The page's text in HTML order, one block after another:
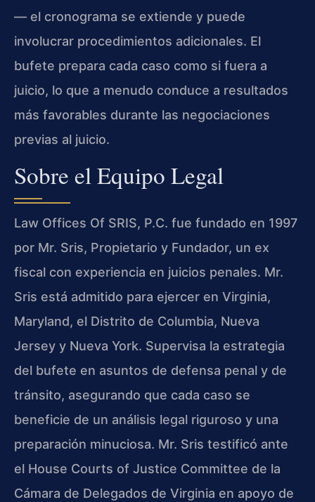
— el cronograma se extiende y puede
involucrar procedimientos adicionales. El
bufete prepara cada caso como si fuera a
juicio, lo que a menudo conduce a resultados
más favorables durante las negociaciones
previas al juicio.
Sobre el Equipo Legal
Law Offices Of SRIS, P.C. fue fundado en 1997
por Mr. Sris, Propietario y Fundador, un ex
fiscal con experiencia en juicios penales. Mr.
Sris está admitido para ejercer en Virginia,
Maryland, el Distrito de Columbia, Nueva
Jersey y Nueva York. Supervisa la estrategia
del bufete en asuntos de defensa penal y de
tránsito, asegurando que cada caso se
beneficie de un análisis legal riguroso y una
preparación minuciosa. Mr. Sris testificó ante
el House Courts of Justice Committee de la
Cámara de Delegados de Virginia en apoyo de